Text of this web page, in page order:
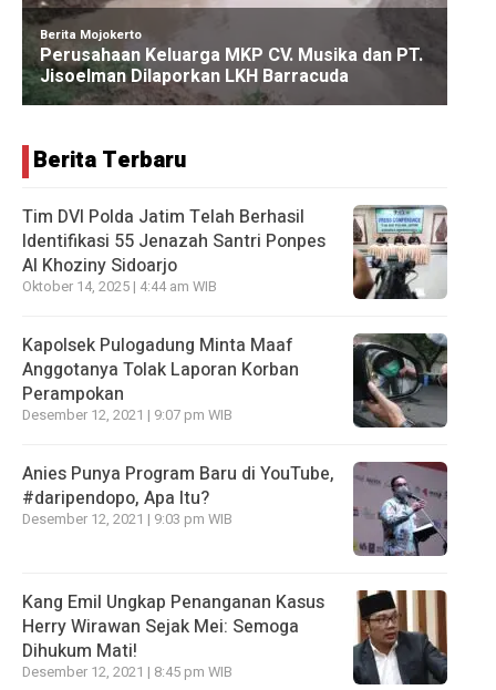
Berita Terbaru
Tim DVI Polda Jatim Telah Berhasil
Identifikasi 55 Jenazah Santri Ponpes
Al Khoziny Sidoarjo
Oktober 14, 2025 | 4:44 am WIB
Kapolsek Pulogadung Minta Maaf
Anggotanya Tolak Laporan Korban
Perampokan
Desember 12, 2021 | 9:07 pm WIB
Anies Punya Program Baru di YouTube,
#daripendopo, Apa Itu?
Desember 12, 2021 | 9:03 pm WIB
Kang Emil Ungkap Penanganan Kasus
Herry Wirawan Sejak Mei: Semoga
Dihukum Mati!
Desember 12, 2021 | 8:45 pm WIB